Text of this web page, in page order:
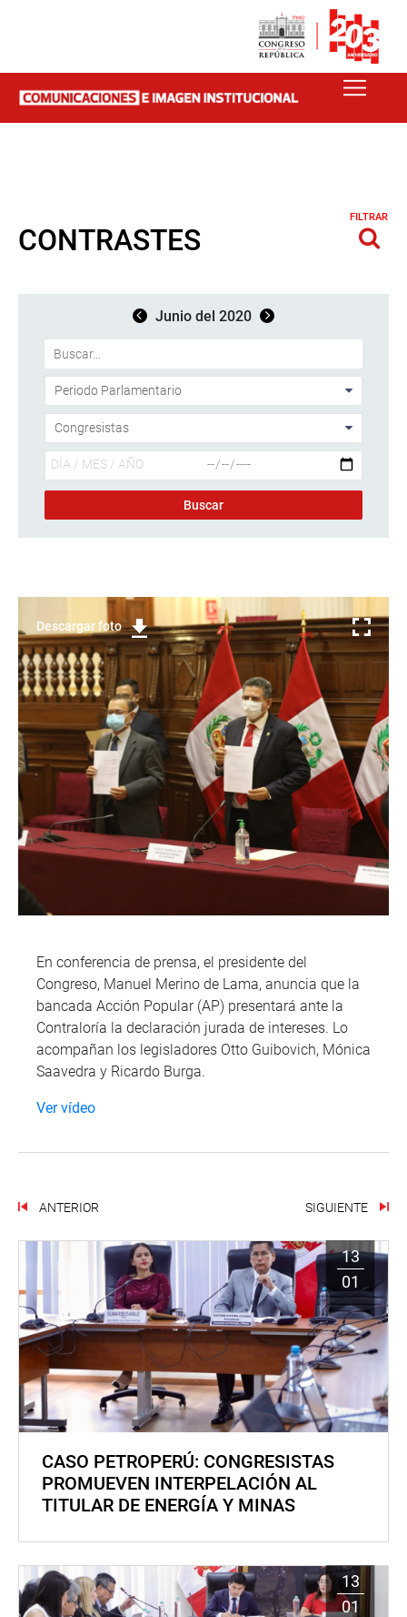
CONTRASTES
FILTRAR
Junio del 2020
Descargar foto
En conferencia de prensa, el presidente del
Congreso, Manuel Merino de Lama, anuncia que la
bancada Acción Popular (AP) presentará ante la
Contraloría la declaración jurada de intereses. Lo
acompañan los legisladores Otto Guibovich, Mónica
Saavedra y Ricardo Burga.
Ver vídeo
ANTERIOR SIGUIENTE
13
01
CASO PETROPERÚ: CONGRESISTAS
PROMUEVEN INTERPELACIÓN AL
TITULAR DE ENERGÍA Y MINAS
13
01